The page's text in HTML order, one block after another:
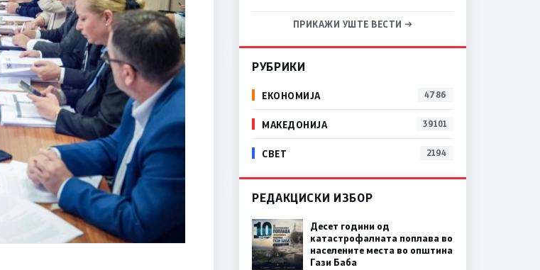
ПРИКАЖИ УШТЕ ВЕСТИ →
РУБРИКИ
ЕКОНОМИЈА 4786
МАКЕДОНИЈА 39101
СВЕТ 2194
РЕДАКЦИСКИ ИЗБОР
Десет години од
катастрофалната поплава во
населените места во општина
Гази Баба